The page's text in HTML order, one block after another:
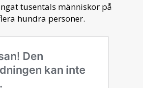
tusentals människor på
hundra personer.